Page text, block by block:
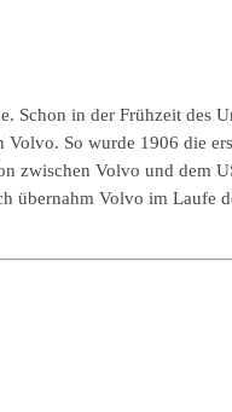
in der Frühzeit des
So wurde 1906 die
zwischen Volvo und dem
Volvo im Laufe